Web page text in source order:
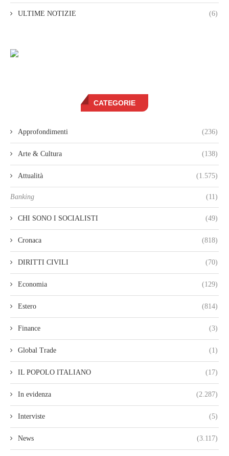
ULTIME NOTIZIE (6)
CATEGORIE
Approfondimenti (236)
Arte & Cultura (138)
Attualità (1.575)
Banking (11)
CHI SONO I SOCIALISTI (49)
Cronaca (818)
DIRITTI CIVILI (70)
Economia (129)
Estero (814)
Finance (3)
Global Trade (1)
IL POPOLO ITALIANO (17)
In evidenza (2.287)
Interviste (5)
News (3.117)